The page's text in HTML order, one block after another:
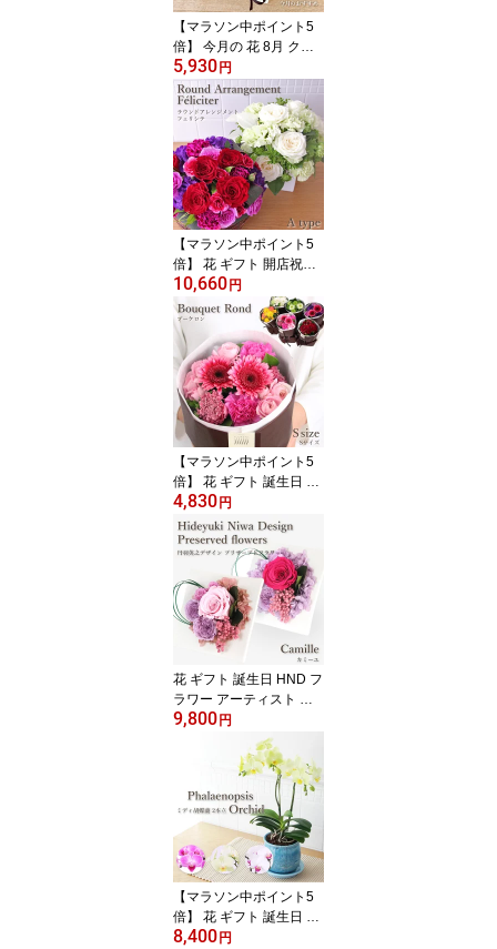
お祝い 出産祝い お見舞
い【マラソン中ポイント5
倍】 今月の 花 8月 クル
クマ ギフト 誕生日 フラ
ワーボックス フロレアル
マンスリーリコメンド シ
ャルマン ボックスフラワ
ー フラワーギフト 楽天1
位 あす楽 送料無料 お花
フラワーアレンジメント
お祝い 開店祝い
5,930 円
【マラソン中ポイント5
倍】 花 ギフト 開店祝い
フロレアル フェリシテ
（ラウンドアレンジ） A
タイプ（器2種・花6色〜
選択） 楽天1位 あす楽 送
料無料 誕生日 お花 バラ
プレゼント フラワーアレ
ンジメント アレンジメン
トフラワー フラワーギフ
ト お祝い お見舞い 移転
祝い
10,660 円
【マラソン中ポイント5
倍】 花 ギフト 誕生日 フ
ロレアル ブーケロン Sサ
イズ パリスタイルの花束
（6色から選択） あす楽
送料無料 花束 ブーケ バ
ラ お花 フラワー プレゼ
ント フラワーギフト お
祝い 発表会 お見舞い 送
別会 送別 退職祝い メッ
セージカード 女性 男性
4,830 円
花 ギフト 誕生日 HND フ
ラワー アーティスト 丹
羽英之デザイン プリザー
ブドフラワー アレンジ
『カミーユ』(2色から選
べます！） 送料無料 開
店祝い お花 バラ プレゼ
ント フラワーギフト お
祝い 記念日 お見舞い 移
転祝い 就任祝いss
9,800 円
【マラソン中ポイント5
倍】 花 ギフト 誕生日 敬
老の日 無料 産地直送 お
8,400 円